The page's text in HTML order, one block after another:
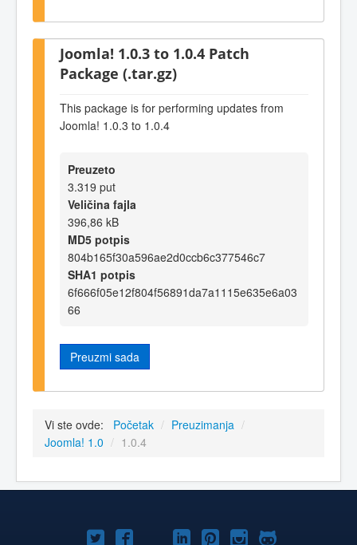
Joomla! 1.0.3 to 1.0.4 Patch
Package (.tar.gz)
This package is for performing updates from
Joomla! 1.0.3 to 1.0.4
Preuzeto
3.319 put
Veličina fajla
396,86 kB
MD5 potpis
804b165f30a596ae2d0ccb6c377546c7
SHA1 potpis
6f666f05e12f804f56891da7a1115e635e6a03
66
Preuzmi sada
Vi ste ovde: Početak / Preuzimanja /
Joomla! 1.0 / 1.0.4
Joomla!Joomla!Joomla!
Joomla!Joomla!
Joomla!Joomla!